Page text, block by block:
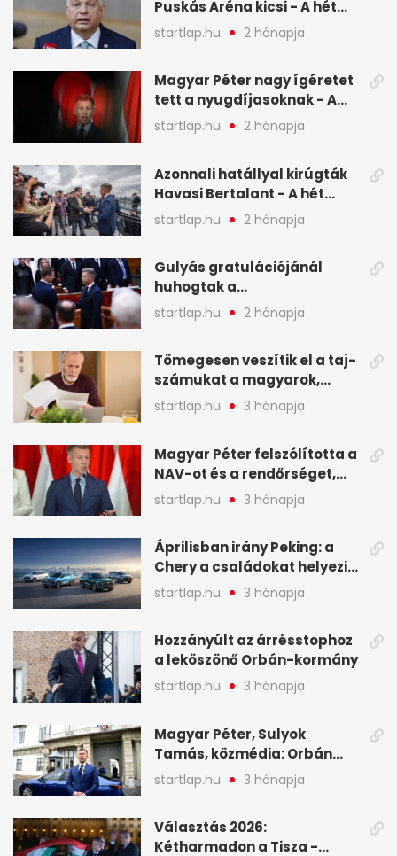
Puskás Aréna kicsi - A hét
legfontosabb hírei képeken
startlap.hu 2 hónapja
Magyar Péter nagy ígéretet
tett a nyugdíjasoknak - A
hét legfontosabb hírei
képekben
startlap.hu 2 hónapja
Azonnali hatállyal kirúgták
Havasi Bertalant - A hét
legfontosabb hírei
képekben
startlap.hu 2 hónapja
Gulyás gratulációjánál
huhogtak a
leghangosabban, miután
Magyart miniszterelnökké
legfontosabb hírei
képekben
startlap.hu 2 hónapja
Tömegesen veszítik el a taj-
számukat a magyarok,
sokak ellen eljárást indít a
NAV - A hét hírei képekben
startlap.hu 3 hónapja
Magyar Péter felszólította a
NAV-ot és a rendőrséget,
tartóztassák le a NER-es
oligarchákat - A hét
startlap.hu 3 hónapja
Áprilisban irány Peking: a
Chery a családokat helyezi
globális mobilitási
programja középpontjába
startlap.hu 3 hónapja
Hozzányúlt az árrésstophoz
a leköszönő Orbán-kormány
startlap.hu 3 hónapja
Magyar Péter, Sulyok
Tamás, közmédia: Orbán
Viktor április 13. óta hallgat,
közben pörögnek az
startlap.hu 3 hónapja
Választás 2026:
Kétharmadon a Tisza -